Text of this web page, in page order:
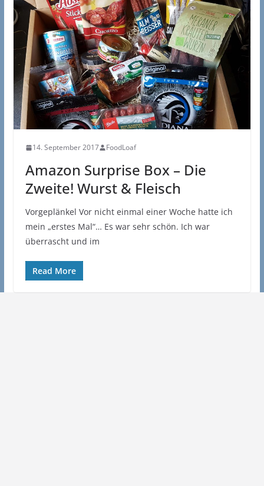
14. September 2017 FoodLoaf
Amazon Surprise Box – Die
Zweite! Wurst & Fleisch
Vorgeplänkel Vor nicht einmal einer Woche hatte ich
mein „erstes Mal“… Es war sehr schön. Ich war
überrascht und im
Read More